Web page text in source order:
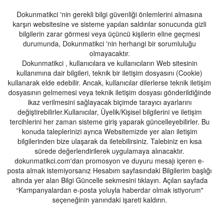
Dokunmatikci 'nin gerekli bilgi güvenliği önlemlerini almasına
karşın websitesine ve sisteme yapılan saldırılar sonucunda gizli
bilgilerin zarar görmesi veya üçüncü kişilerin eline geçmesi
durumunda, Dokunmatikci 'nin herhangi bir sorumluluğu
olmayacaktır.
Dokunmatikci , kullanıcılara ve kullanıcıların Web sitesinin
kullanımına dair bilgileri, teknik bir iletişim dosyasını (Cookie)
kullanarak elde edebilir. Ancak, kullanıcılar dilerlerse teknik iletişim
dosyasının gelmemesi veya teknik iletişim dosyası gönderildiğinde
ikaz verilmesini sağlayacak biçimde tarayıcı ayarlarını
değiştirebilirler.Kullanıcılar, Üyelik/Kişisel bilgilerini ve iletişim
tercihlerini her zaman sisteme giriş yaparak güncelleyebilirler. Bu
konuda taleplerinizi ayrıca Websitemizde yer alan iletişim
bilgilerinden bize ulaşarak da iletebilirsiniz. Talebiniz en kısa
sürede değerlendirilerek uygulamaya alınacaktır.
dokunmatikci.com'dan promosyon ve duyuru mesajı içeren e-
posta almak istemiyorsanız Hesabım sayfasındaki Bilgilerim başlığı
altında yer alan Bilgi Güncelle sekmesini tıklayın. Açılan sayfada
“Kampanyalardan e-posta yoluyla haberdar olmak istiyorum"
seçeneğinin yanındaki işareti kaldırın.